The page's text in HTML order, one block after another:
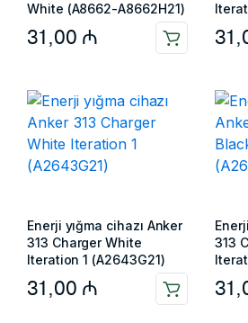
White (A8662-A8662H21)
31,00 ₼
Enerji yığma cihazı Anker
313 Charger White
Iteration 1 (A2643G21)
31,00 ₼
313